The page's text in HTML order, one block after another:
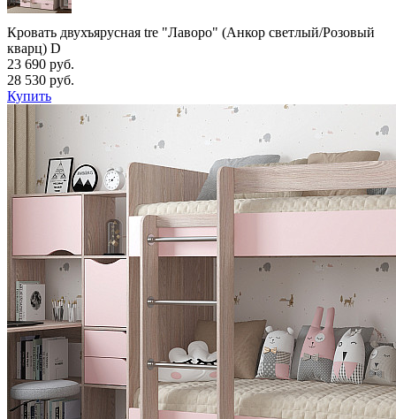
Кровать двухъярусная tre "Лаворо" (Анкор светлый/Розовый
кварц) D
23 690 руб.
28 530 руб.
Купить